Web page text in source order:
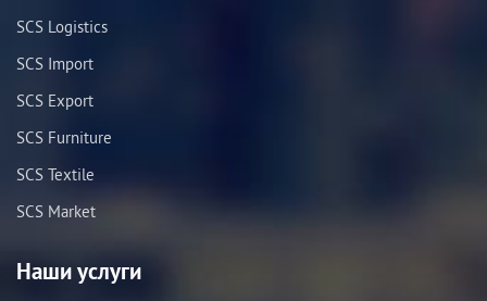
SCS Logistics
SCS Import
SCS Export
SCS Furniture
SCS Textile
SCS Market
Наши услуги